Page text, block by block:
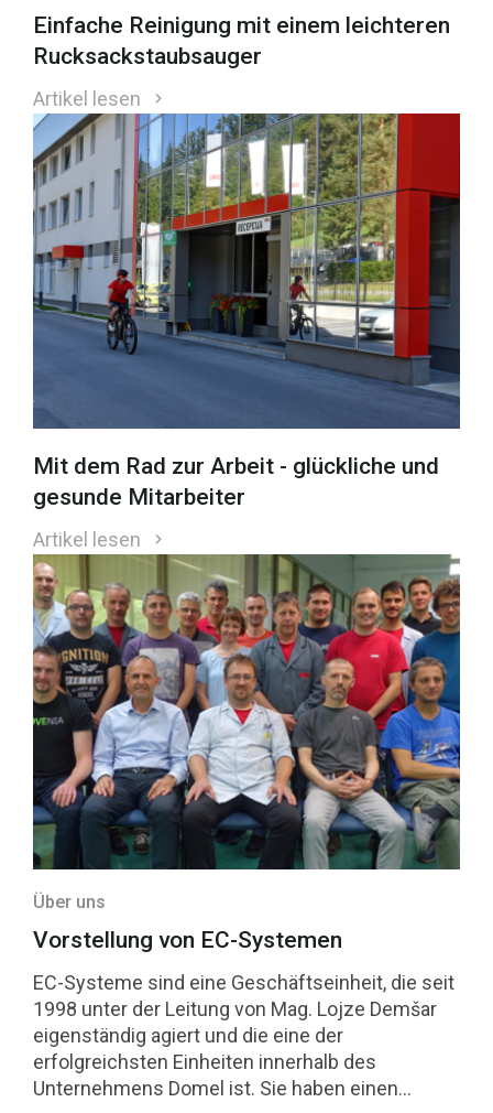
Einfache Reinigung mit einem leichteren
Rucksackstaubsauger
Artikel lesen
Mit dem Rad zur Arbeit - glückliche und
gesunde Mitarbeiter
Artikel lesen
Über uns
Vorstellung von EC-Systemen
EC-Systeme sind eine Geschäftseinheit, die seit
1998 unter der Leitung von Mag. Lojze Demšar
eigenständig agiert und die eine der
erfolgreichsten Einheiten innerhalb des
Unternehmens Domel ist. Sie haben einen